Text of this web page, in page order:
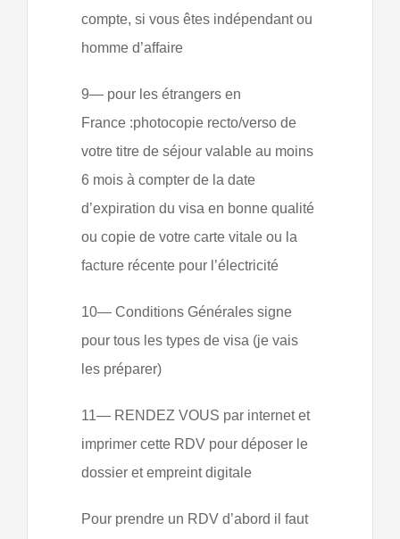
compte, si vous êtes indépendant ou
homme d’affaire
9— pour les étrangers en
France :photocopie recto/verso de
votre titre de séjour valable au moins
6 mois à compter de la date
d’expiration du visa en bonne qualité
ou copie de votre carte vitale ou la
facture récente pour l’électricité
10— Conditions Générales signe
pour tous les types de visa (je vais
les préparer)
11— RENDEZ VOUS par internet et
imprimer cette RDV pour déposer le
dossier et empreint digitale
Pour prendre un RDV d’abord il faut